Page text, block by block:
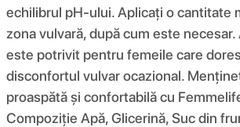
echilibrul pH-ului. Aplicați o cantitate
zona vulvară, după cum este
este potrivit pentru femeile care
disconfortul vulvar ocazional.
proaspătă și confortabilă cu
Compoziţie Apă, Glicerină, Suc din